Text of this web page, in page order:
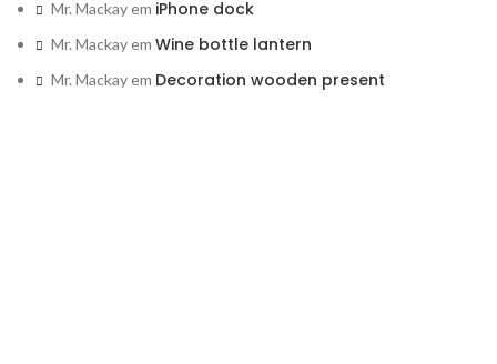
Mr. Mackayem iPhone dock
Mr. Mackayem Wine bottle lantern
Mr. Mackayem Decoration wooden present